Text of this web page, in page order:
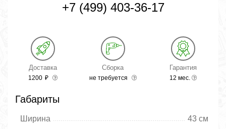
+7 (499) 403-36-17
Доставка
1200 ₽
Сборка
не требуется
Гарантия
12 мес.
Габариты
Ширина
43 см